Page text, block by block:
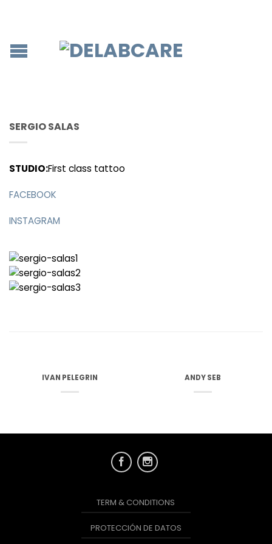
SERGIO SALAS
STUDIO:First class tattoo
FACEBOOK
INSTAGRAM
IVAN PELEGRIN ANDY SEB
TERM & CONDITIONS
PROTECCIÓN DE DATOS